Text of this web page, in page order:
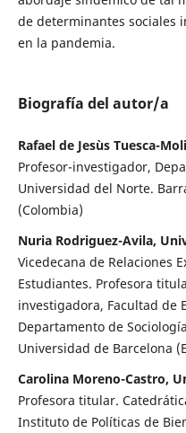
de determinantes sociales
en la pandemia.
Biografía del autor/a
Rafael de Jesùs Tuesca-
Profesor-investigador,
Universidad del Norte.
(Colombia)
Nuria Rodriguez-Avila,
Vicedecana de Relaciones
Estudiantes. Profesora
investigadora, Facultad de
Departamento de
Universidad de Barcelona
Carolina Moreno-Castro,
Profesora titular.
Instituto de Políticas de